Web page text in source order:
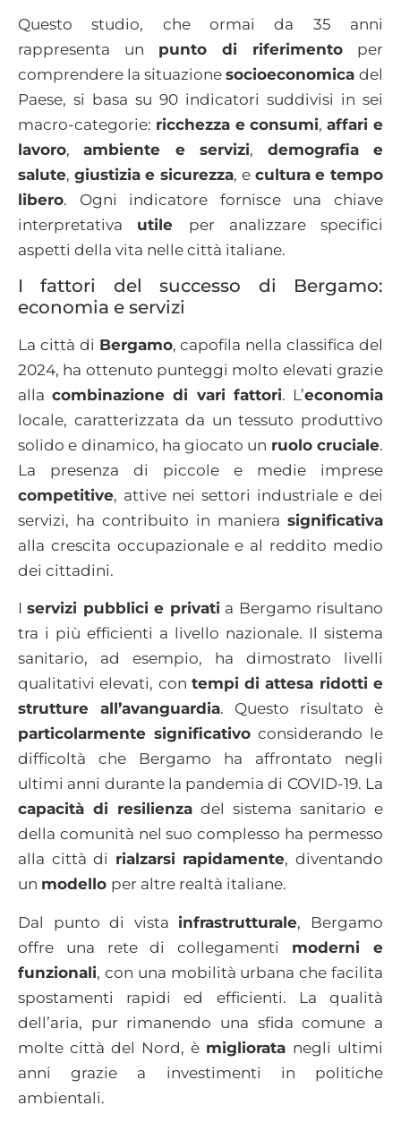
Questo studio, che ormai da 35 anni
rappresenta un punto di riferimento per
comprendere la situazione socioeconomica del
Paese, si basa su 90 indicatori suddivisi in sei
macro-categorie: ricchezza e consumi,affari e
lavoro,ambiente e servizi, demografia e
salute, giustizia e sicurezza, e cultura e tempo
libero. Ogni indicatore fornisce una chiave
interpretativa utile per analizzare specifici
aspetti della vita nelle città italiane.
I fattori del successo di Bergamo:
economia e servizi
La città di Bergamo, capofila nella classifica del
2024, ha ottenuto punteggi molto elevati grazie
allacombinazione di vari fattori. L’economia
locale, caratterizzata da un tessuto produttivo
solido e dinamico, ha giocato un ruolo cruciale.
La presenza di piccole e medie imprese
competitive, attive nei settori industriale e dei
servizi, ha contribuito in maniera significativa
alla crescita occupazionale e al reddito medio
dei cittadini.
Iservizi pubblici e privati a Bergamo risultano
tra i più efficienti a livello nazionale. Il sistema
sanitario, ad esempio, ha dimostrato livelli
qualitativi elevati, con tempi di attesa ridotti e
strutture all’avanguardia. Questo risultato è
particolarmente significativo considerando le
difficoltà che Bergamo ha affrontato negli
ultimi anni durante la pandemia di COVID-19. La
capacità di resilienza del sistema sanitario e
della comunità nel suo complesso ha permesso
alla città di rialzarsi rapidamente, diventando
un modello per altre realtà italiane.
Dal punto di vista infrastrutturale, Bergamo
offre una rete di collegamenti moderni e
funzionali, con una mobilità urbana che facilita
spostamenti rapidi ed efficienti. La qualità
dell’aria, pur rimanendo una sfida comune a
molte città del Nord, è migliorata negli ultimi
anni grazie a investimenti in politiche
ambientali.